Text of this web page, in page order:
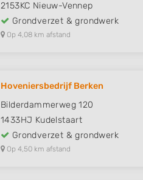
2153KC Nieuw-Vennep
Grondverzet & grondwerk
Op 4,08 km afstand
Hoveniersbedrijf Berken
Bilderdammerweg 120
1433HJ Kudelstaart
Grondverzet & grondwerk
Op 4,50 km afstand